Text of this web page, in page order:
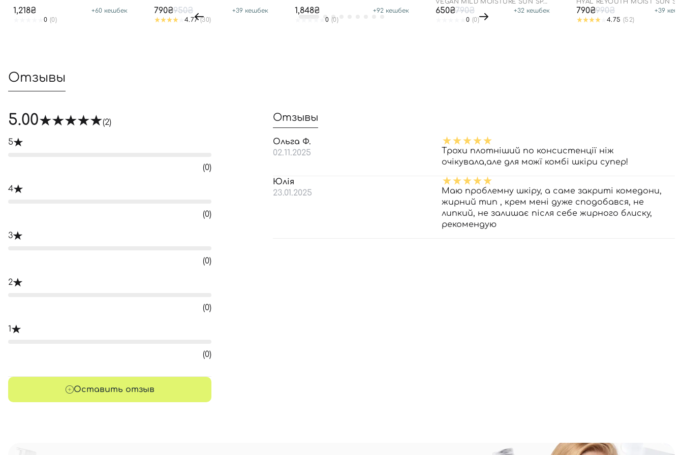
1,218₴ +60 кешбек
0 (0)
790₴950₴ +39 кешбек
4.77 (30)
1,848₴ +92 кешбек
0 (0)
VEGAN MILD MOISTURE SUN SPF
50+ PA++++
650₴790₴ +32 кешбек
0 (0)
HYAL REYOUTH MOIST SUN
50/PA++++
790₴990₴ +39
4.75 (52)
Отзывы
5.00 (2)
5
(0)
4
(0)
3
(0)
2
(0)
1
(0)
Оставить отзыв
Отзывы
Ольга Ф.
02.11.2025
Трохи плотніший по консистенції ніж
очікувала,але для можї комбі шкіри супер!
Юлія
23.01.2025
Маю проблемну шкіру, а саме закриті комедони,
жирний тип , крем мені дуже сподобався, не
липкий, не залишає після себе жирного блиску,
рекомендую